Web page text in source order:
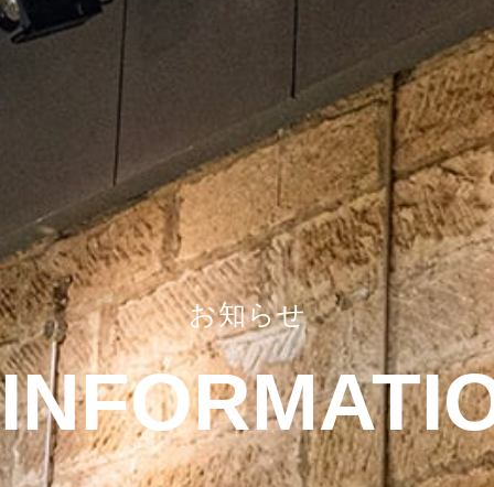
お知らせ